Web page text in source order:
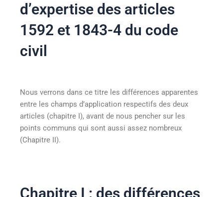
d’expertise des articles
1592 et 1843-4 du code
civil
Nous verrons dans ce titre les différences apparentes
entre les champs d’application respectifs des deux
articles (chapitre I), avant de nous pencher sur les
points communs qui sont aussi assez nombreux
(Chapitre II).
Chapitre I : des différences